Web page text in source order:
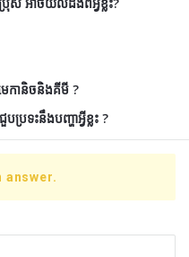
េកានិចនិងគីមី ?
ប្រទះនឹងបញ្ហាអ្វីខ្លះ ?
answer.